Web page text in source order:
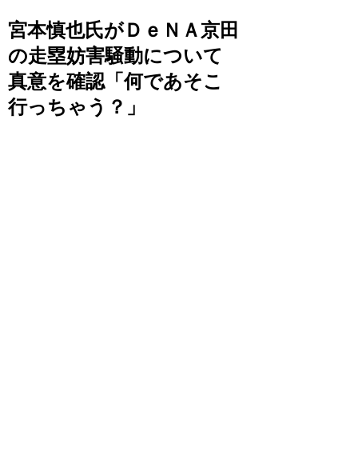
宮本慎也氏がＤｅＮＡ京田
の走塁妨害騒動について
真意を確認「何であそこ
行っちゃう？」